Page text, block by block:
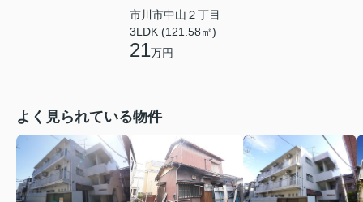
市川市中山２丁目
3LDK (121.58㎡)
21万円
よく見られている物件